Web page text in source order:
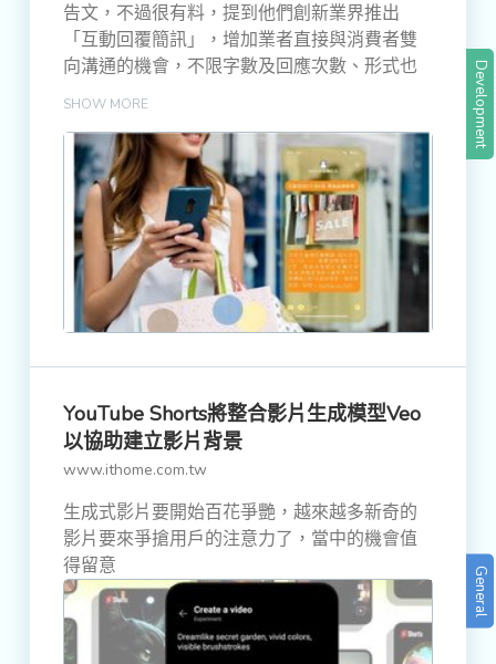
告文，不過很有料，提到他們創新業界推出
「互動回覆簡訊」，增加業者直接與消費者雙
向溝通的機會，不限字數及回應次數、形式也
不限於文字，能傳送圖片、檔案、影片等。聽
SHOW MORE Development
YouTube Shorts將整合影片生成模型Veo
以協助建立影片背景
www.ithome.com.tw
生成式影片要開始百花爭艷，越來越多新奇的
影片要來爭搶用戶的注意力了，當中的機會值
得留意
General